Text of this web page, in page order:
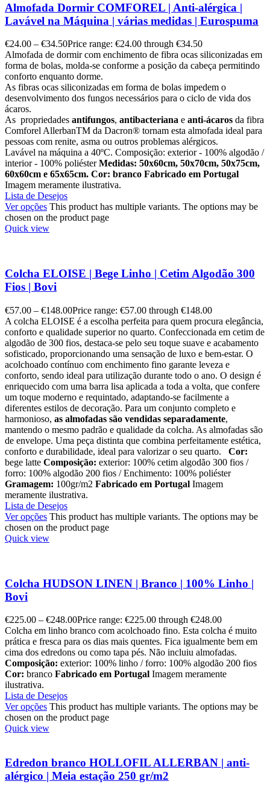
Almofada Dormir COMFOREL | Anti-alérgica |
Lavável na Máquina | várias medidas | Eurospuma
€24.00 – €34.50Price range: €24.00 through €34.50
Almofada de dormir com enchimento de fibra ocas siliconizadas em
forma de bolas, molda-se conforme a posição da cabeça permitindo
conforto enquanto dorme.
As fibras ocas siliconizadas em forma de bolas impedem o
desenvolvimento dos fungos necessários para o ciclo de vida dos
ácaros.
As propriedades antifungos, antibacteriana e anti-ácaros da fibra
Comforel AllerbanTM da Dacron® tornam esta almofada ideal para
pessoas com renite, asma ou outros problemas alérgicos.
Lavável na máquina a 40ºC. Composição: exterior - 100% algodão /
interior - 100% poliésterMedidas: 50x60cm, 50x70cm, 50x75cm,
60x60cm e 65x65cm. Cor: branco Fabricado em Portugal
Imagem meramente ilustrativa.
Lista de Desejos
Ver opções This product has multiple variants. The options may be
chosen on the product page
Quick view
Colcha ELOISE | Bege Linho | Cetim Algodão 300
Fios | Bovi
€57.00 – €148.00Price range: €57.00 through €148.00
A colcha ELOISE é a escolha perfeita para quem procura elegância,
conforto e qualidade superior no quarto. Confeccionada em cetim de
algodão de 300 fios, destaca-se pelo seu toque suave e acabamento
sofisticado, proporcionando uma sensação de luxo e bem-estar. O
acolchoado contínuo com enchimento fino garante leveza e
conforto, sendo ideal para utilização durante todo o ano. O design é
enriquecido com uma barra lisa aplicada a toda a volta, que confere
um toque moderno e requintado, adaptando-se facilmente a
diferentes estilos de decoração. Para um conjunto completo e
harmonioso, as almofadas são vendidas separadamente,
mantendo o mesmo padrão e qualidade da colcha. As almofadas são
de envelope. Uma peça distinta que combina perfeitamente estética,
conforto e durabilidade, ideal para valorizar o seu quarto. Cor:
bege latte Composição: exterior: 100% cetim algodão 300 fios /
forro: 100% algodão 200 fios / Enchimento: 100% poliéster
Gramagem: 100gr/m2 Fabricado em Portugal Imagem
meramente ilustrativa.
Lista de Desejos
Ver opções This product has multiple variants. The options may be
chosen on the product page
Quick view
Colcha HUDSON LINEN | Branco | 100% Linho |
Bovi
€225.00 – €248.00Price range: €225.00 through €248.00
Colcha em linho branco com acolchoado fino. Esta colcha é muito
prática e fresca para os dias mais quentes. Fica igualmente bem em
cima dos edredons ou como tapa pés. Não incluiu almofadas.
Composição: exterior: 100% linho / forro: 100% algodão 200 fios
Cor: branco Fabricado em Portugal Imagem meramente
ilustrativa.
Lista de Desejos
Ver opções This product has multiple variants. The options may be
chosen on the product page
Quick view
Edredon branco HOLLOFIL ALLERBAN | anti-
alérgico | Meia estação 250 gr/m2